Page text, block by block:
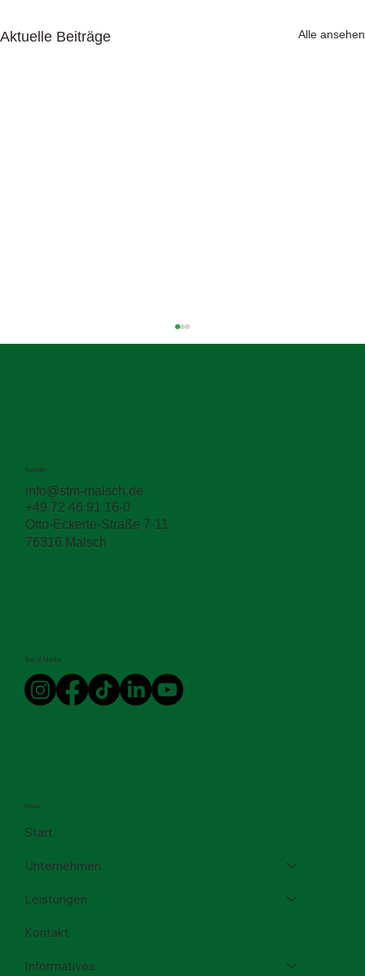
Aktuelle Beiträge Alle ansehen
Flughafenprojekt: Wenn hochwertige
Lösungen sauber ineinandergreifen
Menü
Start
Unternehmen
Leistungen
Kontakt
Informatives
Kontakt
info@stm-malsch.de
+49 72 46 91 16-0
Otto-Eckerle-Straße 7-11
76316 Malsch
Social Media